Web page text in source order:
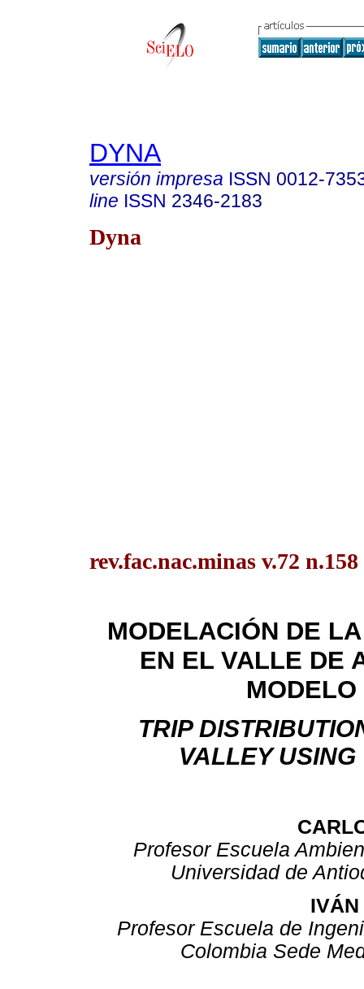
DYNA
versión impresa ISSN 0012-
line ISSN 2346-2183
Dyna
rev.fac.nac.minas v.72
MODELACIÓN DE
EN EL VALLE DE
MODELO
TRIP
VALLEY
Profesor Escuela
Universidad de
IVÁN
Profesor Escuela de
Colombia Sede